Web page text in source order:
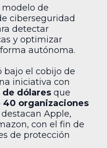
modelo de
ciberseguridad
detectar
y optimizar
autónoma.
bajo el cobijo de
iniciativa con
de dólares que
40 organizaciones
Apple,
con el fin de
de protección